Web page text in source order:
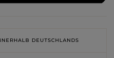
DEUTSCHLANDS